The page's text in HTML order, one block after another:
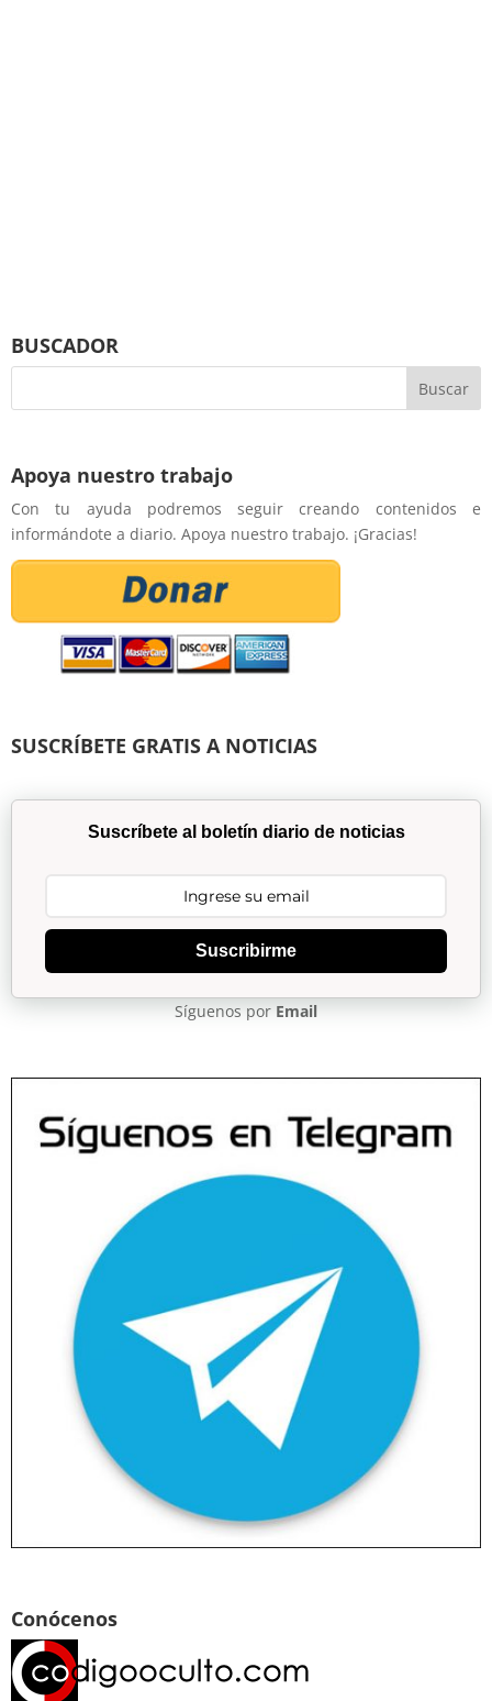
BUSCADOR
Apoya nuestro trabajo
Con tu ayuda podremos seguir creando contenidos e
informándote a diario. Apoya nuestro trabajo. ¡Gracias!
SUSCRÍBETE GRATIS A NOTICIAS
Suscríbete al boletín diario de noticias
Suscribirme
Síguenos por Email
Conócenos